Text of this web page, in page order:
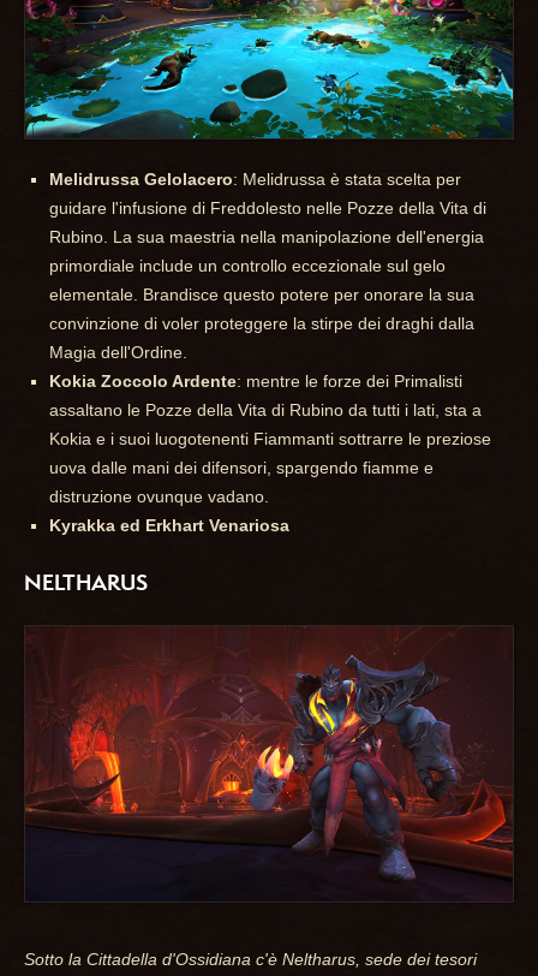
Melidrussa Gelolacero: Melidrussa è stata scelta per
guidare l'infusione di Freddolesto nelle Pozze della Vita di
Rubino. La sua maestria nella manipolazione dell'energia
primordiale include un controllo eccezionale sul gelo
elementale. Brandisce questo potere per onorare la sua
convinzione di voler proteggere la stirpe dei draghi dalla
Magia dell'Ordine.
Kokia Zoccolo Ardente: mentre le forze dei Primalisti
assaltano le Pozze della Vita di Rubino da tutti i lati, sta a
Kokia e i suoi luogotenenti Fiammanti sottrarre le preziose
uova dalle mani dei difensori, spargendo fiamme e
distruzione ovunque vadano.
Kyrakka ed Erkhart Venariosa
NELTHARUS
Sotto la Cittadella d'Ossidiana c'è Neltharus, sede dei tesori